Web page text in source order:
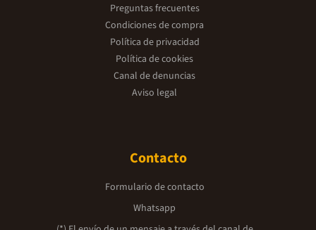
Preguntas frecuentes
Condiciones de compra
Política de privacidad
Política de cookies
Canal de denuncias
Aviso legal
Contacto
Formulario de contacto
Whatsapp